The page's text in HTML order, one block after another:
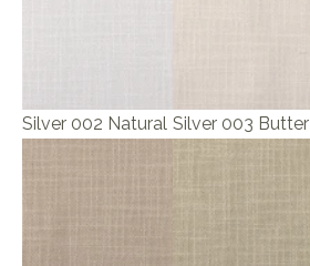
Silver 002 Natural Silver 003 Butter